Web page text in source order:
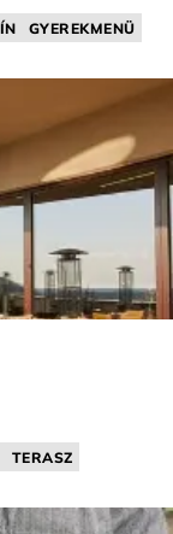
GYEREKMENÜ
TERASZ